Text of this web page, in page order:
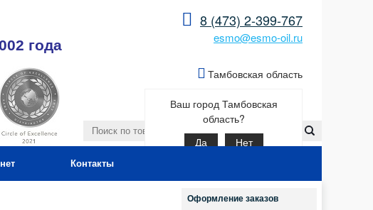
8 (473) 2-399-767
esmo@esmo-oil.ru
года
Тамбовская область
Ваш город Тамбовская
область?
Да Нет
Контакты
Оформление заказов